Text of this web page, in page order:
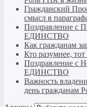
Гражданский
смысл в
Поздравление с
ЕДИНСТВО
Как гражданам
Кто разумнее,
Поздравление с
ЕДИНСТВО
Важность
день гражданам